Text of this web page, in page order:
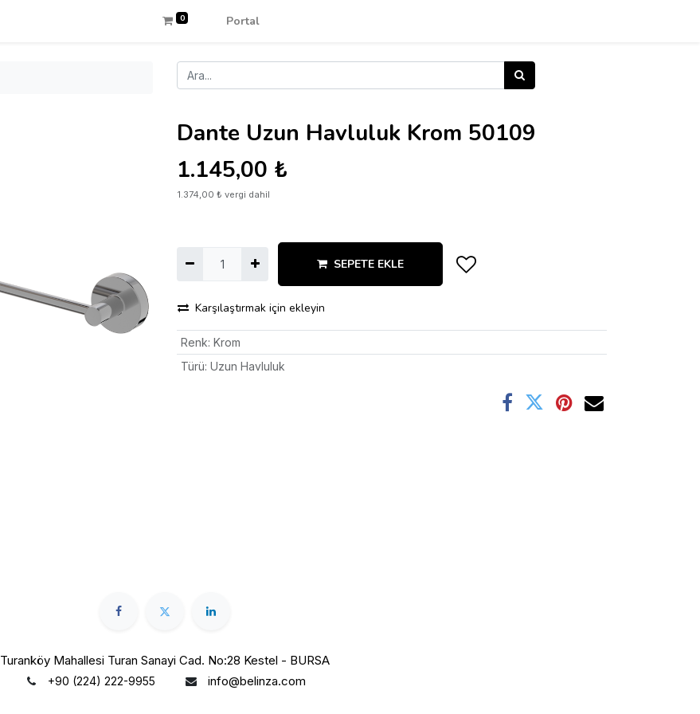
0 Portal
Dante Uzun Havluluk Krom 50109
1.145,00 ₺
1.374,00 ₺ vergi dahil
SEPETE EKLE
Karşılaştırmak için ekleyin
Renk: Krom
Türü: Uzun Havluluk
Turanköy Mahallesi Turan Sanayi Cad. No:28 Kestel - BURSA
+90 (224) 222-9955 info@belinza.com